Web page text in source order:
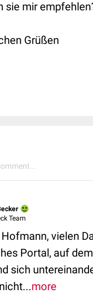
sie mir
Grüßen
Team
vielen
Portal, auf
sich
more